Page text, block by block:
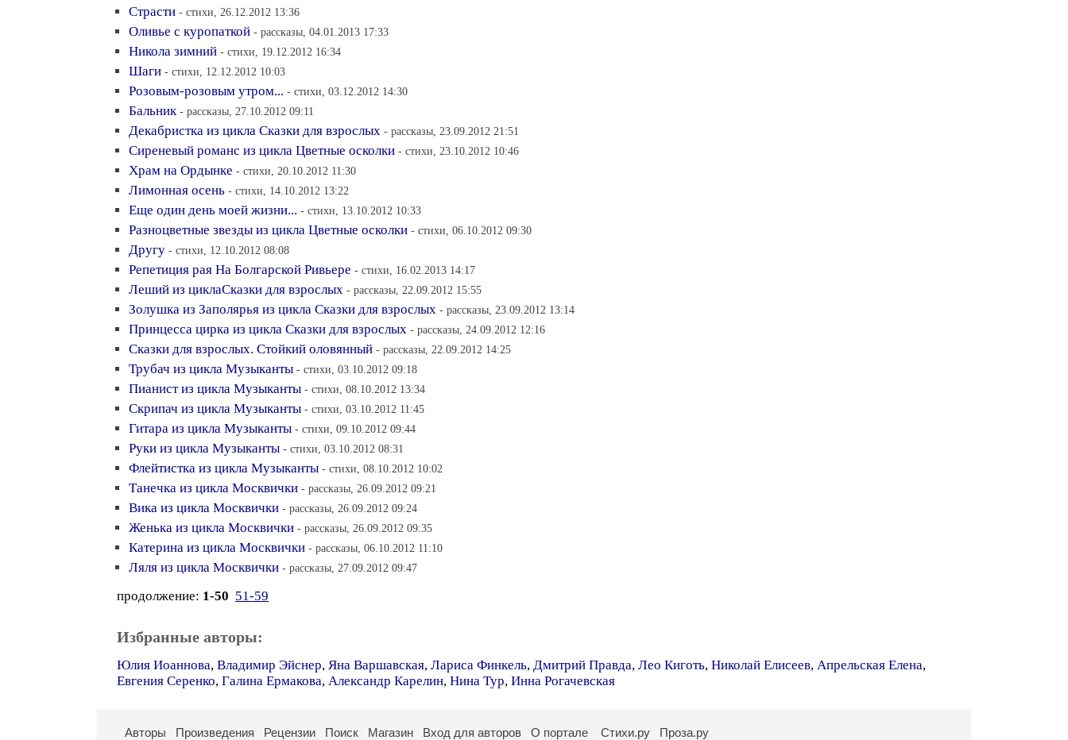
Страсти - стихи, 26.12.2012 13:36
Оливье с куропаткой - рассказы, 04.01.2013 17:33
Никола зимний - стихи, 19.12.2012 16:34
Шаги - стихи, 12.12.2012 10:03
Розовым-розовым утром... - стихи, 03.12.2012 14:30
Бальник - рассказы, 27.10.2012 09:11
Декабристка из цикла Сказки для взрослых - рассказы, 23.09.2012 21:51
Сиреневый романс из цикла Цветные осколки - стихи, 23.10.2012 10:46
Храм на Ордынке - стихи, 20.10.2012 11:30
Лимонная осень - стихи, 14.10.2012 13:22
Еще один день моей жизни... - стихи, 13.10.2012 10:33
Разноцветные звезды из цикла Цветные осколки - стихи, 06.10.2012 09:30
Другу - стихи, 12.10.2012 08:08
Репетиция рая На Болгарской Ривьере - стихи, 16.02.2013 14:17
Леший из циклаСказки для взрослых - рассказы, 22.09.2012 15:55
Золушка из Заполярья из цикла Сказки для взрослых - рассказы, 23.09.2012 13:14
Принцесса цирка из цикла Сказки для взрослых - рассказы, 24.09.2012 12:16
Сказки для взрослых. Стойкий оловянный - рассказы, 22.09.2012 14:25
Трубач из цикла Музыканты - стихи, 03.10.2012 09:18
Пианист из цикла Музыканты - стихи, 08.10.2012 13:34
Скрипач из цикла Музыканты - стихи, 03.10.2012 11:45
Гитара из цикла Музыканты - стихи, 09.10.2012 09:44
Руки из цикла Музыканты - стихи, 03.10.2012 08:31
Флейтистка из цикла Музыканты - стихи, 08.10.2012 10:02
Танечка из цикла Москвички - рассказы, 26.09.2012 09:21
Вика из цикла Москвички - рассказы, 26.09.2012 09:24
Женька из цикла Москвички - рассказы, 26.09.2012 09:35
Катерина из цикла Москвички - рассказы, 06.10.2012 11:10
Ляля из цикла Москвички - рассказы, 27.09.2012 09:47
продолжение: 1-50 51-59
Избранные авторы:
Юлия Иоаннова, Владимир Эйснер, Яна Варшавская, Лариса Финкель, Дмитрий Правда, Лео Киготь, Николай Елисеев, Апрельская Елена,
Евгения Серенко, Галина Ермакова, Александр Карелин, Нина Тур, Инна Рогачевская
Авторы Произведения Рецензии Поиск Магазин Вход для авторов О портале Стихи.ру Проза.ру